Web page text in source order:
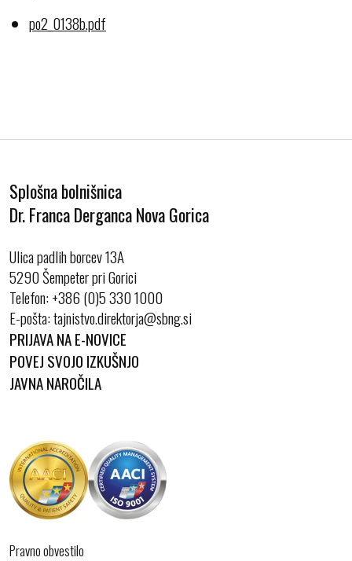
po2_0138b.pdf
Splošna bolnišnica
Dr. Franca Derganca Nova Gorica
Ulica padlih borcev 13A
5290 Šempeter pri Gorici
Telefon:+386 (0)5 330 1000
E-pošta:
PRIJAVA NA E-NOVICE
POVEJ SVOJO IZKUŠNJO
JAVNA NAROČILA
Pravno obvestilo